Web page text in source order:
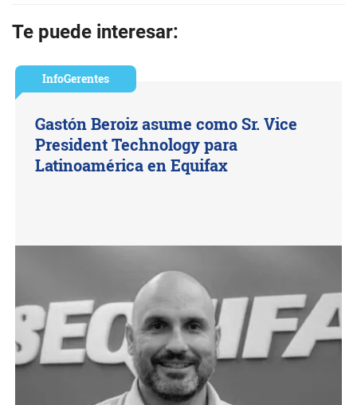
Te puede interesar:
InfoGerentes
Gastón Beroiz asume como Sr. Vice
President Technology para
Latinoamérica en Equifax